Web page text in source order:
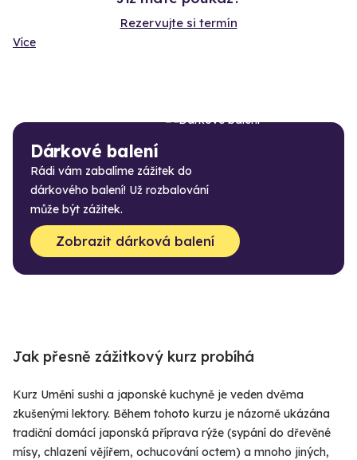
Rezervujte si termín
Více
Dárkové balení
Rádi vám zabalíme zážitek do
dárkového balení! Už rozbalování
může být zážitek.
Zobrazit dárková balení
Jak přesně zážitkový kurz probíhá
Kurz Umění sushi a japonské kuchyně je veden dvěma
zkušenými lektory. Během tohoto kurzu je názorně ukázána
tradiční domácí japonská příprava rýže (sypání do dřevěné
mísy, chlazení vějířem, ochucování octem) a mnoho jiných,